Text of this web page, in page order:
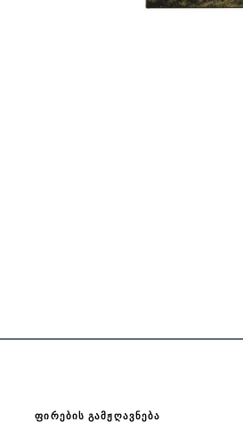
ᲤᲘᲠᲔᲑᲘᲡ ᲒᲐᲛᲟᲦᲐᲕᲜᲔᲑᲐ